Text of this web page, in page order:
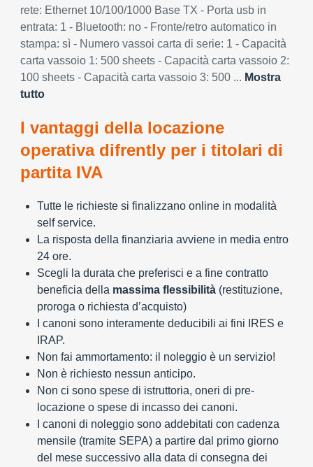
rete: Ethernet 10/100/1000 Base TX - Porta usb in
entrata: 1 - Bluetooth: no - Fronte/retro automatico in
stampa: sì - Numero vassoi carta di serie: 1 - Capacità
carta vassoio 1: 500 sheets - Capacità carta vassoio 2:
100 sheets - Capacità carta vassoio 3: 500 ... Mostra
tutto
I vantaggi della locazione
operativa difrently per i titolari di
partita IVA
Tutte le richieste si finalizzano online in modalità
self service.
La risposta della finanziaria avviene in media entro
24 ore.
Scegli la durata che preferisci e a fine contratto
beneficia della massima flessibilità (restituzione,
proroga o richiesta d’acquisto)
I canoni sono interamente deducibili ai fini IRES e
IRAP.
Non fai ammortamento: il noleggio è un servizio!
Non è richiesto nessun anticipo.
Non ci sono spese di istruttoria, oneri di pre-
locazione o spese di incasso dei canoni.
I canoni di noleggio sono addebitati con cadenza
mensile (tramite SEPA) a partire dal primo giorno
del mese successivo alla data di consegna dei